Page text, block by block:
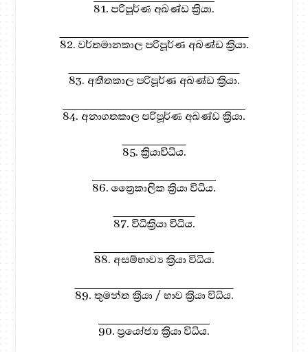
81. පරිපූර්ණ අඛණ්ඩ ක්‍රියා.
82. වර්තමානකාල පරිපූර්ණ අඛණ්ඩ ක්‍රියා.
83. අතීතකාල පරිපූර්ණ අඛණ්ඩ ක්‍රියා.
84. අනාගතකාල පරිපූර්ණ අඛණ්ඩ ක්‍රියා.
85. ක්‍රියාවිධිය.
86. ත්‍රෛකාලික ක්‍රියා විධිය.
87. විධික්‍රියා විධිය.
88. අසම්භාව්‍ය ක්‍රියා විධිය.
89. තුමන්ත ක්‍රියා / භාව ක්‍රියා විධිය.
90. ප්‍රයෝජ්‍ය ක්‍රියා විධිය.